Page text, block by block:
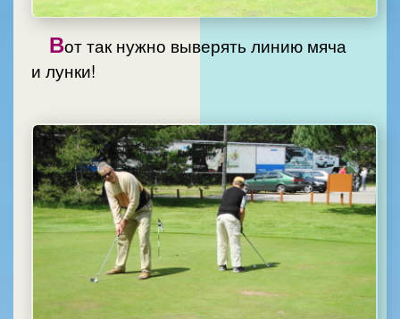
Вот так нужно выверять линию мяча
и лунки!